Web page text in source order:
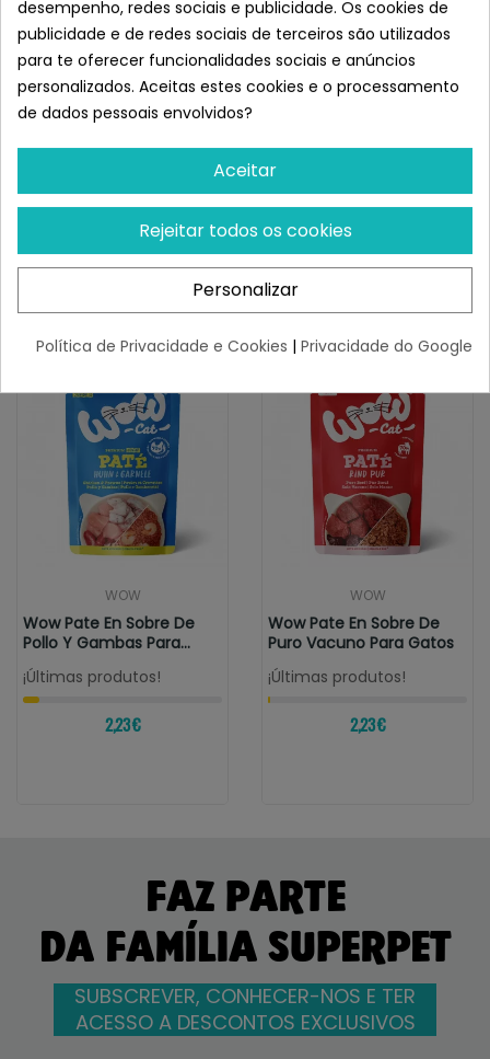
Sem:Glúten, lactose, conservantes e aditivos artificiais.
Informação Nutricional Por 100g:
Energia: 87 kcal / 100g
Proteína bruta: 12%.
Gordura bruta: 3,5% Gordura bruta: 3,5% Gordura bruta:
3,5% Gordura bruta: 3,5% Gordura bruta: 3,5%
Modo de utilização:Servir à temperatura ambiente,
ajustando a quantidade em função do peso e da
atividade do gato.
Semelhante a Wow Sobre de
Vacuno en Salsa para Gatos
WOW
Wow Pate En Sobre De
Pollo Y Gambas Para
¡Últimas produtos!
2,23 €
WOW
Wow Pate En Sobre De
Puro Vacuno Para Gatos
¡Últimas produtos!
2,23 €
FAZ PARTE
DA FAMÍLIA SUPERPET
SUBSCREVER, CONHECER-NOS E TER
ACESSO A DESCONTOS EXCLUSIVOS
desempenho, redes sociais e publicidade. Os cookies de
publicidade e de redes sociais de terceiros são utilizados
para te oferecer funcionalidades sociais e anúncios
personalizados. Aceitas estes cookies e o processamento
de dados pessoais envolvidos?
Aceitar
Rejeitar todos os cookies
Personalizar
Política de Privacidade e Cookies | Privacidade do Google